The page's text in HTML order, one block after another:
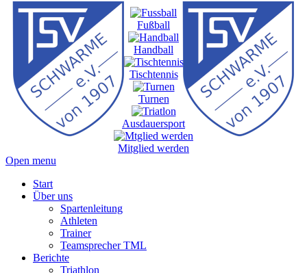
Fußball
Handball
Tischtennis
Turnen
Ausdauersport
Mitglied werden
Open menu
Start
Über uns
Spartenleitung
Athleten
Trainer
Teamsprecher TML
Berichte
Triathlon